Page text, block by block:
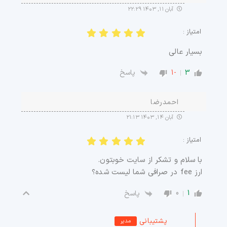
آبان ۱۱, ۱۴۰۳ ۲۲:۲۹
امتیاز :
بسیار عالی
3
-1 پاسخ
احمدرضا
آبان ۱۴, ۱۴۰۳ ۲۱:۱۳
امتیاز :
با سلام و‌ تشکر از سایت خوبتون.
ارز fee در صرافی شما لیست شده؟
1
0 پاسخ
پشتیبانی مدیر